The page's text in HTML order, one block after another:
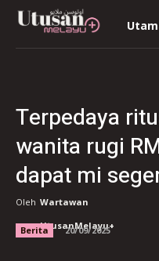
Terpedaya
wanita rugi
dapat mi
Oleh Wartawan
UtusanMelayu+
Berita 20/09/2025